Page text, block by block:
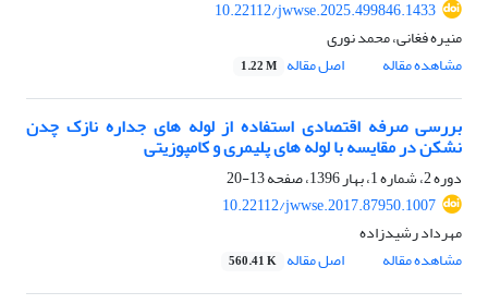
10.22112/jwwse.2025.499846.1433
منیره فغانی، محمد نوری
مشاهده مقاله
اصل مقاله 1.22 M
بررسی صرفه اقتصادی استفاده از لوله های جداره نازک چدن
نشکن در مقایسه با لوله های پلیمری و کامپوزیتی
دوره 2، شماره 1، بهار 1396، صفحه
13-20
10.22112/jwwse.2017.87950.1007
مهرداد رشیدزاده
مشاهده مقاله
اصل مقاله 560.41 K